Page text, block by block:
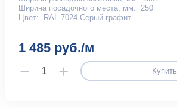
Ширина посадочного места, мм:
250
Цвет:
RAL 7024 Серый графит
1 485 руб./м
Купить